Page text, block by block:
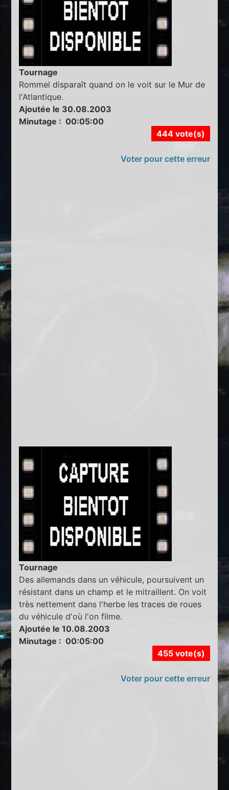
Tournage
Rommel disparaît quand on le voit sur le Mur de
l'Atlantique.
Ajoutée le 30.08.2003
Minutage : 00:05:00
444 vote(s)
Voter pour cette erreur
Tournage
Des allemands dans un véhicule, poursuivent un
résistant dans un champ et le mitraillent. On voit
très nettement dans l'herbe les traces de roues
du véhicule d'où l'on filme.
Ajoutée le 10.08.2003
Minutage : 00:05:00
455 vote(s)
Voter pour cette erreur